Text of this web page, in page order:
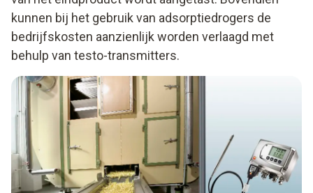
kunnen bij het gebruik van adsorptiedrogers de
bedrijfskosten aanzienlijk worden verlaagd met
behulp van testo-transmitters.